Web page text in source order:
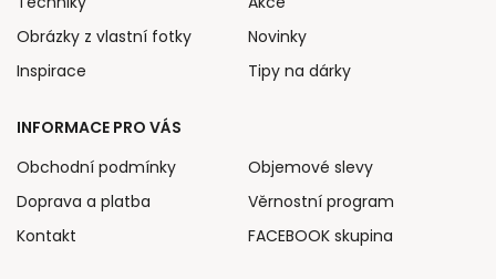
Obrázky z vlastní fotky
Inspirace
Novinky
Tipy na dárky
INFORMACE PRO VÁS
Obchodní podmínky
Doprava a platba
Kontakt
Objemové slevy
Věrnostní program
FACEBOOK skupina